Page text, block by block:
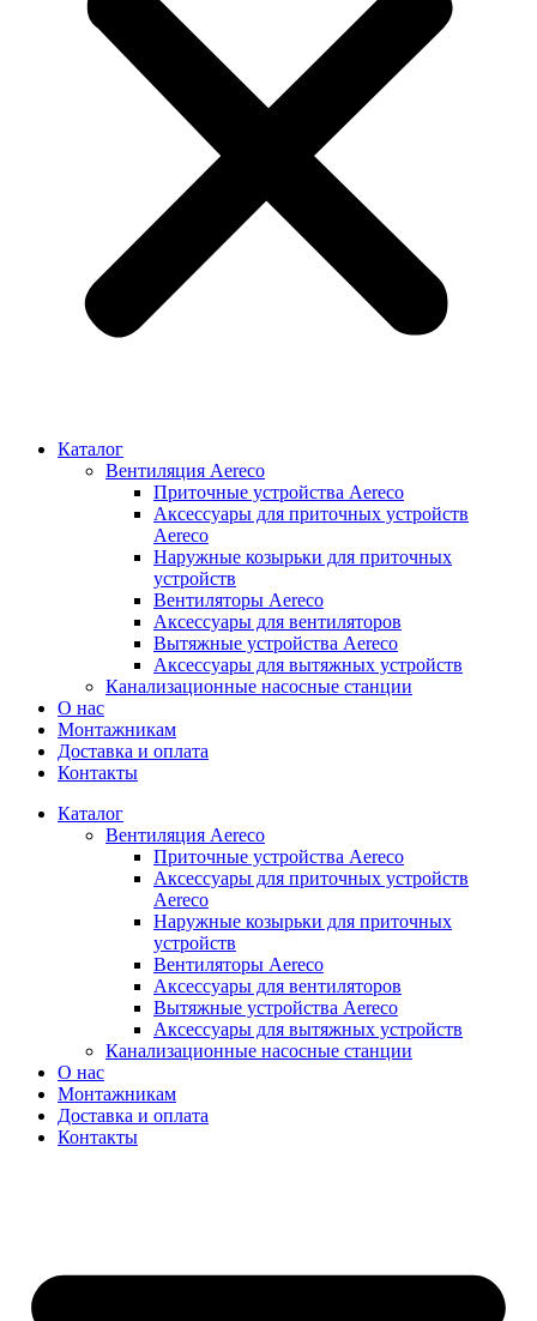
Каталог
Вентиляция Aereco
Приточные устройства Aereco
Аксессуары для приточных устройств
Aereco
Наружные козырьки для приточных
устройств
Вентиляторы Aereco
Аксессуары для вентиляторов
Вытяжные устройства Aereco
Аксессуары для вытяжных устройств
Канализационные насосные станции
О нас
Монтажникам
Доставка и оплата
Контакты
Каталог
Вентиляция Aereco
Приточные устройства Aereco
Аксессуары для приточных устройств
Aereco
Наружные козырьки для приточных
устройств
Вентиляторы Aereco
Аксессуары для вентиляторов
Вытяжные устройства Aereco
Аксессуары для вытяжных устройств
Канализационные насосные станции
О нас
Монтажникам
Доставка и оплата
Контакты